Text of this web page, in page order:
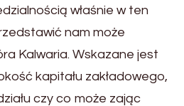
właśnie w ten
nam może
Kalwaria. Wskazane jest
kapitału zakładowego,
czy co może zając